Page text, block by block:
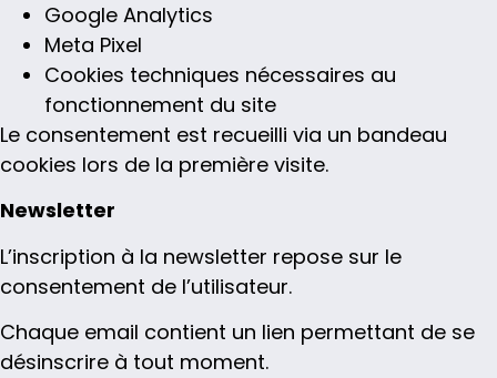
Google Analytics
Meta Pixel
Cookies techniques nécessaires au
fonctionnement du site
Le consentement est recueilli via un bandeau
cookies lors de la première visite.
Newsletter
L’inscription à la newsletter repose sur le
consentement de l’utilisateur.
Chaque email contient un lien permettant de se
désinscrire à tout moment.